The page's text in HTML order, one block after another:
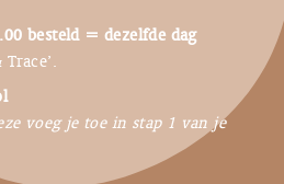
besteld = dezelfde dag
voeg je toe in stap 1 van je